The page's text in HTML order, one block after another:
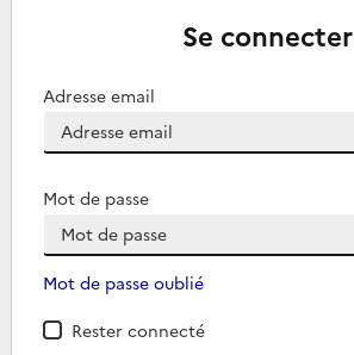
Se connecter
Adresse email
Mot de passe
Mot de passe oublié
Rester connecté